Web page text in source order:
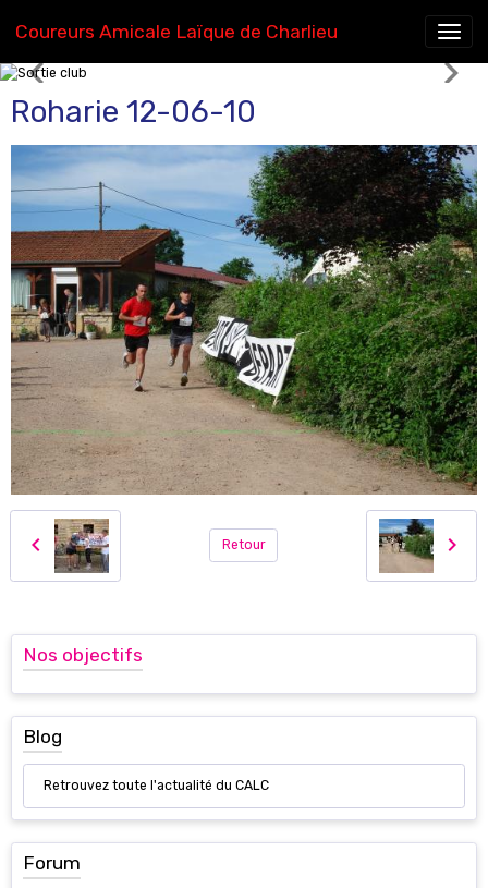
Coureurs Amicale Laïque de Charlieu
Roharie 12-06-10
Retour
Nos objectifs
Blog
Retrouvez toute l'actualité du CALC
Forum